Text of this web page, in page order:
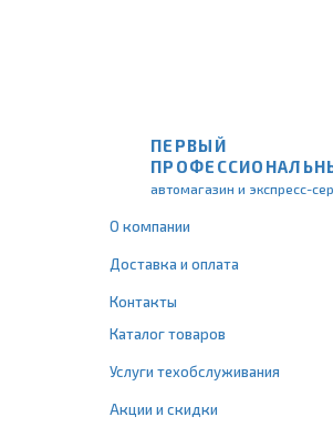
ПЕРВЫЙ
автомагазин и экспресс-
О компании
Доставка и оплата
Контакты
Каталог товаров
Услуги техобслуживания
Акции и скидки